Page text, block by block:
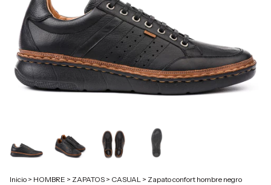
Inicio > HOMBRE > ZAPATOS > CASUAL > Zapato confort hombre negro